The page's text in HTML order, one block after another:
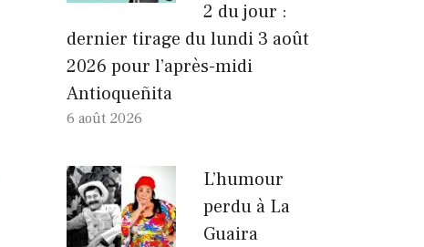
2 du jour :
dernier tirage du lundi 3 août
2026 pour l’après-midi
Antioqueñita
6 août 2026
L’humour
perdu à La
Guaira